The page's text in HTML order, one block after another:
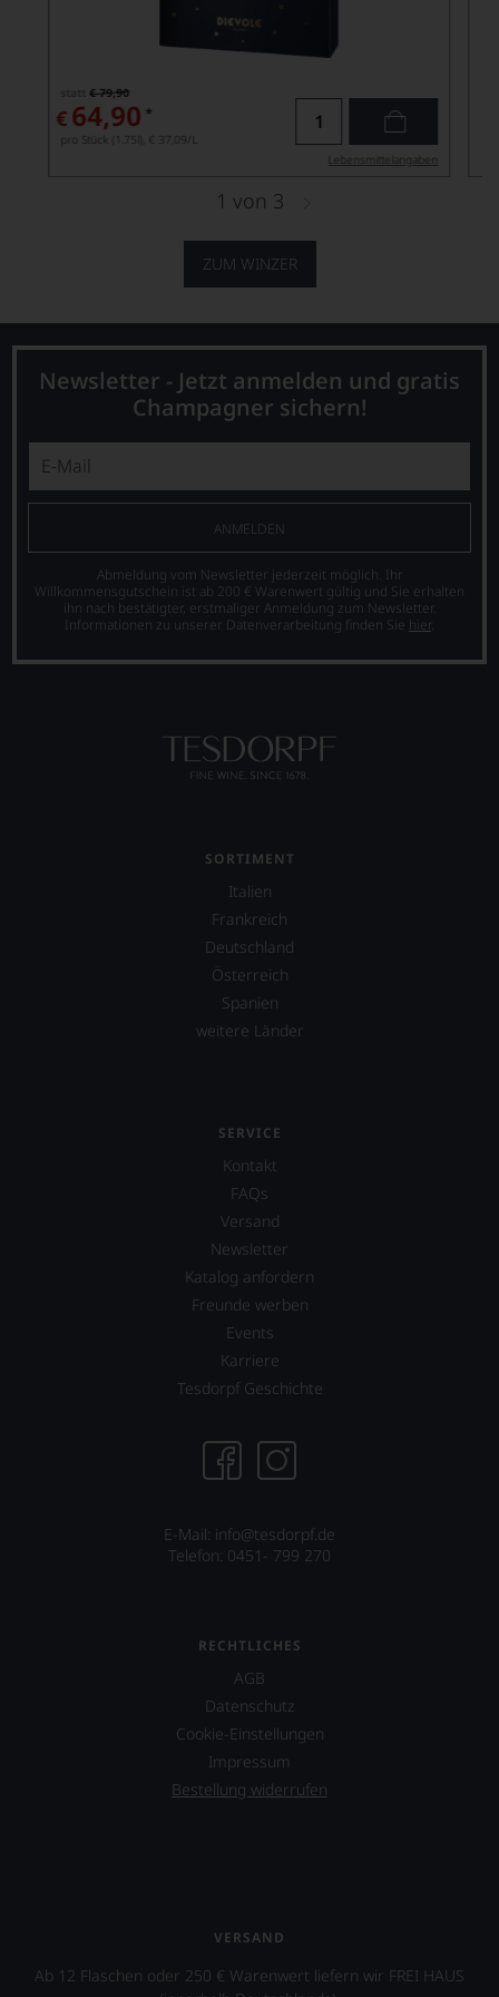
ZUM WINZER
€ 79,90
€ 64,90 *
pro Stück (1.75l), € 37,09 /L
Lebensmittel­angaben
1 von 3
Newsletter - Jetzt anmelden und gratis
Champagner sichern!
ANMELDEN
Abmeldung vom Newsletter jederzeit möglich. Ihr
Willkommensgutschein ist ab 200 € Warenwert gültig und Sie erhalten
ihn nach bestätigter, erstmaliger Anmeldung zum Newsletter.
Informationen zu unserer Datenverarbeitung finden Sie hier.
SORTIMENT
Italien
Frankreich
Deutschland
Österreich
Spanien
weitere Länder
SERVICE
Kontakt
FAQs
Versand
Newsletter
Katalog anfordern
Freunde werben
Events
Karriere
Tesdorpf Geschichte
E-Mail: info@tesdorpf.de
Telefon: 0451- 799 270
RECHTLICHES
AGB
Datenschutz
Cookie-Einstellungen
Impressum
Bestellung widerrufen
VERSAND
Ab 12 Flaschen oder 250 € Warenwert liefern wir FREI HAUS